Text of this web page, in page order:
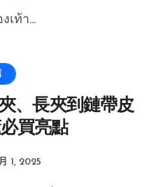
เท้า...
、長夾到鏈帶皮
買亮點
1, 2025